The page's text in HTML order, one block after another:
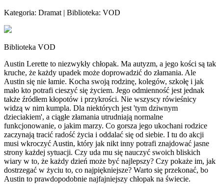
Kategoria: Dramat | Biblioteka: VOD
Biblioteka VOD
Austin Lerette to niezwykły chłopak. Ma autyzm, a jego kości są tak
kruche, że każdy upadek może doprowadzić do złamania. Ale
Austin się nie łamie. Kocha swoją rodzinę, kolegów, szkołę i jak
mało kto potrafi cieszyć się życiem. Jego odmienność jest jednak
także źródłem kłopotów i przykrości. Nie wszyscy rówieśnicy
widzą w nim kumpla. Dla niektórych jest 'tym dziwnym
dzieciakiem', a ciągłe złamania utrudniają normalne
funkcjonowanie, o jakim marzy. Co gorsza jego ukochani rodzice
zaczynają tracić radość życia i oddalać się od siebie. I tu do akcji
musi wkroczyć Austin, który jak nikt inny potrafi znajdować jasne
strony każdej sytuacji. Czy uda mu się nauczyć swoich bliskich
wiary w to, że każdy dzień może być najlepszy? Czy pokaże im, jak
dostrzegać w życiu to, co najpiękniejsze? Warto się przekonać, bo
Austin to prawdopodobnie najfajniejszy chłopak na świecie.